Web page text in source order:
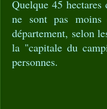
Quelque 45
ne sont pas
département, selon
la "capitale du
personnes.